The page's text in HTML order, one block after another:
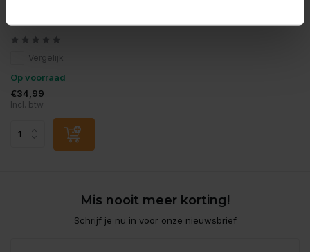
Vergelijk
Op voorraad
€34,99
Incl. btw
Mis nooit meer korting!
Schrijf je nu in voor onze nieuwsbrief